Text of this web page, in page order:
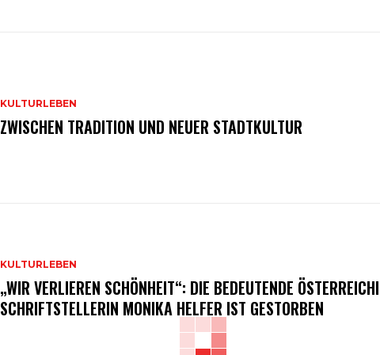
KULTURLEBEN
ZWISCHEN TRADITION UND NEUER STADTKULTUR
KULTURLEBEN
„WIR VERLIEREN SCHÖNHEIT“: DIE BEDEUTENDE
SCHRIFTSTELLERIN MONIKA HELFER IST GESTORBEN